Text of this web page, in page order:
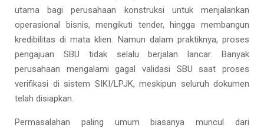
utama bagi perusahaan konstruksi untuk menjalankan
operasional bisnis, mengikuti tender, hingga membangun
kredibilitas di mata klien. Namun dalam praktiknya, proses
pengajuan SBU tidak selalu berjalan lancar. Banyak
perusahaan mengalami gagal validasi SBU saat proses
verifikasi di sistem SIKI/LPJK, meskipun seluruh dokumen
telah disiapkan.
Permasalahan paling umum biasanya muncul dari